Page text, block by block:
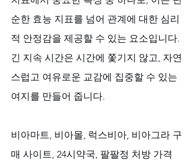
순한 효능 지표를 넘어 관계에 대한 심리
적 안정감을 제공할 수 있는 요소입니다.
긴 지속 시간은 시간에 쫓기지 않고, 자연
스럽고 여유로운 교감에 집중할 수 있는
여지를 만들어 줍니다.
비아마트, 비아몰, 럭스비아, 비아그라 구
매 사이트, 24시약국, 팔팔정 처방 가격